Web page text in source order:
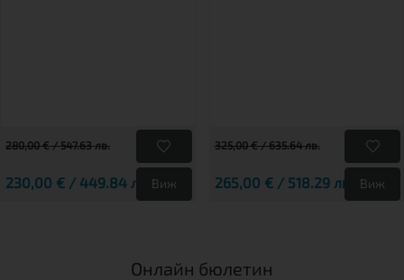
280,00 € / 547.63 лв.
230,00 € / 449.84 лв. Виж
325,00 € / 635.64 лв.
265,00 € / 518.29 лв. Виж
Онлайн бюлетин